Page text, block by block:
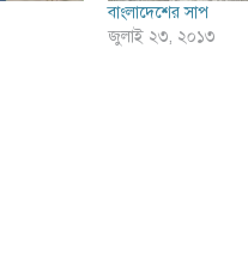
বাংলাদেশের সাপ
জুলাই ২৩, ২০১৩